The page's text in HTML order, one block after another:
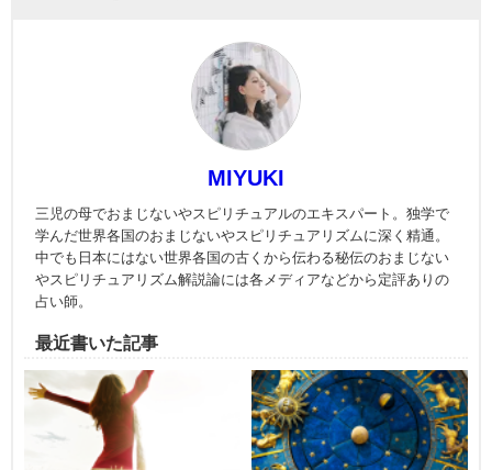
MIYUKI
三児の母でおまじないやスピリチュアルのエキスパート。独学で
学んだ世界各国のおまじないやスピリチュアリズムに深く精通。
中でも日本にはない世界各国の古くから伝わる秘伝のおまじない
やスピリチュアリズム解説論には各メディアなどから定評ありの
占い師。
最近書いた記事